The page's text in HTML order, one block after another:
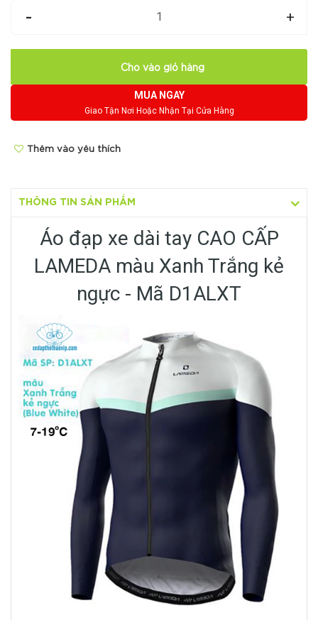
- +
Cho vào giỏ hàng
MUA NGAY
Giao Tận Nơi Hoặc Nhận Tại Cửa Hàng
Thêm vào yêu thích
THÔNG TIN SẢN PHẨM
Áo đạp xe dài tay CAO CẤP
LAMEDA màu Xanh Trắng kẻ
ngực - Mã D1ALXT